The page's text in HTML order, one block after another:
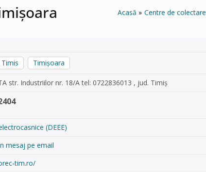
Acasă Centre de colectare
Timișoara
str. Industriilor nr. 18/A tel: 0722836013 , jud. Timiș
(DEEE)
mesaj pe email
tim.ro/